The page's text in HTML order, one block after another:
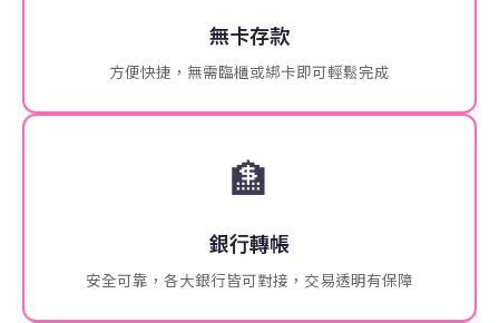
無卡存款
方便快捷，無需臨櫃或綁卡即可輕鬆完成
🏦
銀行轉帳
安全可靠，各大銀行皆可對接，交易透明有保障